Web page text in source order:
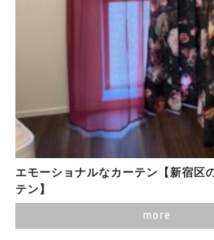
エモーショナルなカーテン【新宿区
テン】
more